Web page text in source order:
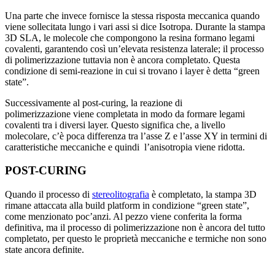
Una parte che invece fornisce la stessa risposta meccanica quando
viene sollecitata lungo i vari assi si dice Isotropa. Durante la stampa
3D SLA, le molecole che compongono la resina formano legami
covalenti, garantendo così un’elevata resistenza laterale; il processo
di polimerizzazione tuttavia non è ancora completato. Questa
condizione di semi-reazione in cui si trovano i layer è detta “green
state”.
Successivamente al post-curing, la reazione di
polimerizzazione viene completata in modo da formare legami
covalenti tra i diversi layer. Questo significa che, a livello
molecolare, c’è poca differenza tra l’asse Z e l’asse XY in termini di
caratteristiche meccaniche e quindi l’anisotropia viene ridotta.
POST-CURING
Quando il processo di stereolitografia è completato, la stampa 3D
rimane attaccata alla build platform in condizione “green state”,
come menzionato poc’anzi. Al pezzo viene conferita la forma
definitiva, ma il processo di polimerizzazione non è ancora del tutto
completato, per questo le proprietà meccaniche e termiche non sono
state ancora definite.